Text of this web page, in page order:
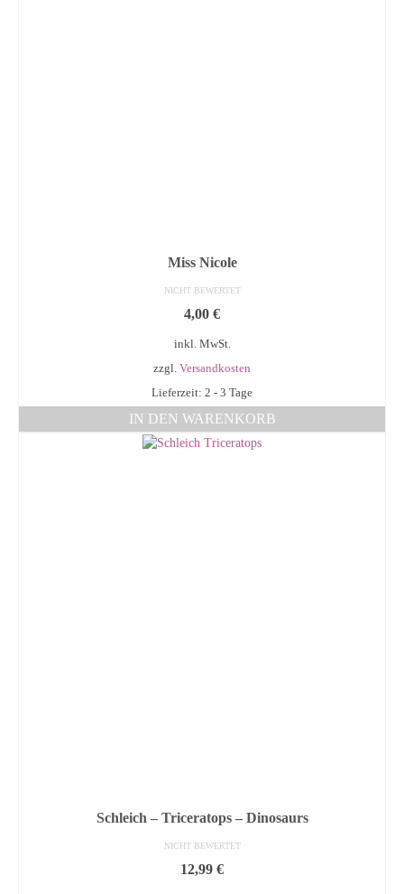
Miss Nicole
NICHT BEWERTET
4,00 €
inkl. MwSt.
zzgl. Versandkosten
Lieferzeit: 2 - 3 Tage
IN DEN WARENKORB
Schleich – Triceratops – Dinosaurs
NICHT BEWERTET
12,99 €